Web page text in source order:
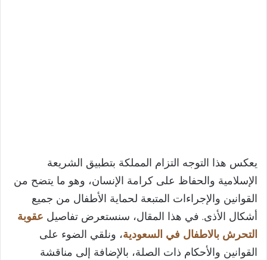
يعكس هذا التوجه التزام المملكة بتطبيق الشريعة
الإسلامية والحفاظ على كرامة الإنسان، وهو ما يتضح من
القوانين والإجراءات المتبعة لحماية الأطفال من جميع
أشكال الأذى. في هذا المقال، سنستعرض تفاصيل عقوبة
التحرش بالاطفال في السعودية، ونلقي الضوء على
القوانين والأحكام ذات الصلة، بالإضافة إلى مناقشة